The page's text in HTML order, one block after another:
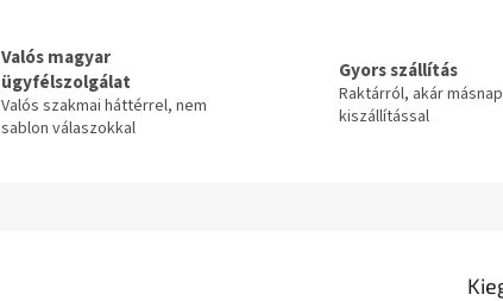
Valós magyar
ügyfélszolgálat
Valós szakmai háttérrel, nem
sablon válaszokkal
Gyors szállítás
Raktárról, akár
kiszállítással